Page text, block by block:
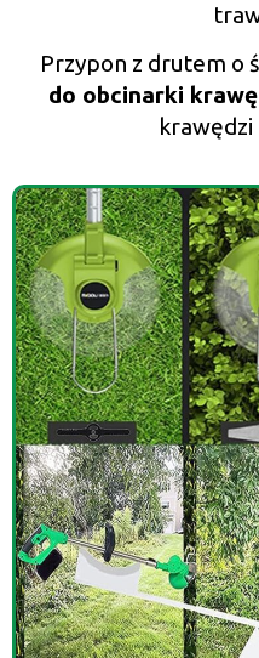
Przypon z drutem o
do obcinarki
krawędzi